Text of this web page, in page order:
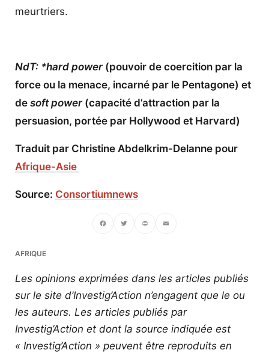
meurtriers.
NdT: *hard power (pouvoir de coercition par la
force ou la menace, incarné par le Pentagone) et
de soft power (capacité d’attraction par la
persuasion, portée par Hollywood et Harvard)
Traduit par Christine Abdelkrim-Delanne pour
Afrique-Asie
Source: Consortiumnews
AFRIQUE
Les opinions exprimées dans les articles publiés
sur le site d’Investig’Action n’engagent que le ou
les auteurs. Les articles publiés par
Investig’Action et dont la source indiquée est
« Investig’Action » peuvent être reproduits en